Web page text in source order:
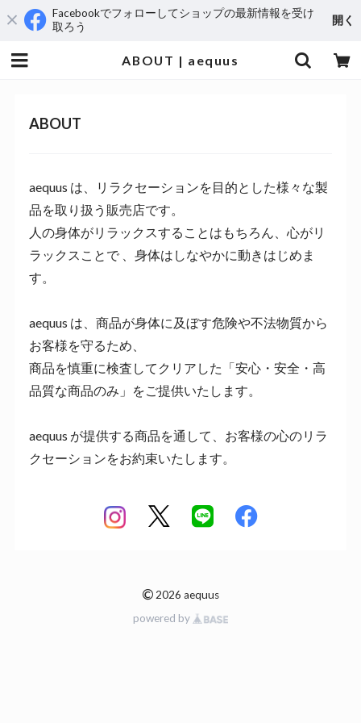
Facebookでフォローしてショップの最新情報を受け
取ろう
開く
ABOUT | aequus
ABOUT
aequus は、リラクセーションを目的とした様々な製
品を取り扱う販売店です。
人の身体がリラックスすることはもちろん、心がリ
ラックスことで 、身体はしなやかに動きはじめま
す。
aequus は、商品が身体に及ぼす危険や不法物質から
お客様を守るため、
商品を慎重に検査してクリアした「安心・安全・高
品質な商品のみ」をご提供いたします。
aequus が提供する商品を通して、お客様の心のリラ
クセーションをお約束いたします。
©2026 aequus
powered by